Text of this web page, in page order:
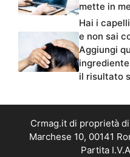
mette in
Hai i
e non sai
Aggiungi
il risultato
Crmag.it di proprietà
Marchese 10, 00141
Partita